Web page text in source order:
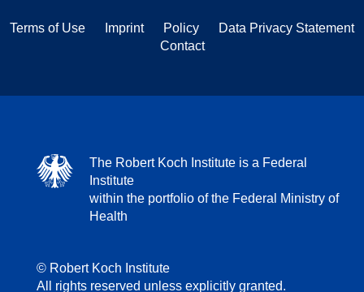
Terms of Use Imprint Policy
Data Privacy Statement
Contact
The Robert Koch Institute is a Federal
Institute
within the portfolio of the Federal Ministry of
Health
© Robert Koch Institute
All rights reserved unless explicitly granted.